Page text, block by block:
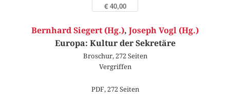
€ 40,00
Bernhard Siegert (Hg.), Joseph Vogl (Hg.)
Europa: Kultur der Sekretäre
Broschur, 272 Seiten
Vergriffen
PDF, 272 Seiten